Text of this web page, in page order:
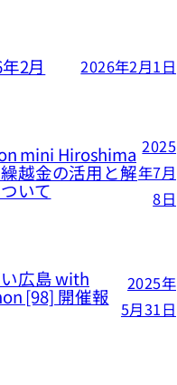
2月 2026年2月1日
mini Hiroshima
越金の活用と解
いて
2025
年7月
8日
広島 with
[98] 開催報
2025年
5月31日